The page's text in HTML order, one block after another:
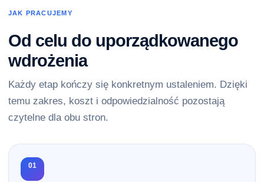
JAK PRACUJEMY
Od celu do uporządkowanego
wdrożenia
Każdy etap kończy się konkretnym ustaleniem. Dzięki
temu zakres, koszt i odpowiedzialność pozostają
czytelne dla obu stron.
01